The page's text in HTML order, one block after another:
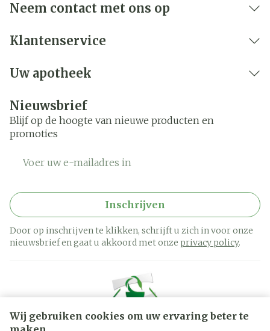
Wij gebruiken cookies om uw ervaring beter te
Neem contact met ons op
Klantenservice
Uw apotheek
Nieuwsbrief
Blijf op de hoogte van nieuwe producten en
promoties
Inschrijven
Door op inschrijven te klikken, schrijft u zich in voor onze
nieuwsbrief en gaat u akkoord met onze privacy policy.